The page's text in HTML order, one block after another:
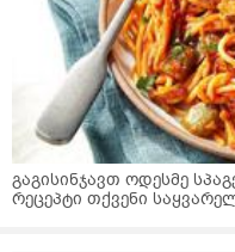
გაგისინჯავთ ოდესმე
რეცეპტი თქვენი